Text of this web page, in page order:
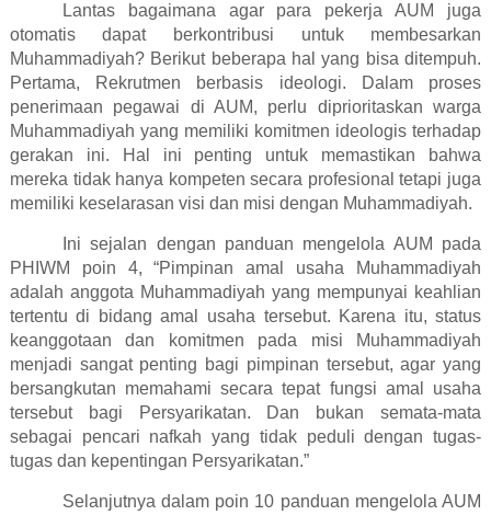
Lantas bagaimana agar para pekerja AUM juga
otomatis dapat berkontribusi untuk membesarkan
Muhammadiyah? Berikut beberapa hal yang bisa ditempuh.
Pertama, Rekrutmen berbasis ideologi. Dalam proses
penerimaan pegawai di AUM, perlu diprioritaskan warga
Muhammadiyah yang memiliki komitmen ideologis terhadap
gerakan ini. Hal ini penting untuk memastikan bahwa
mereka tidak hanya kompeten secara profesional tetapi juga
memiliki keselarasan visi dan misi dengan Muhammadiyah.
Ini sejalan dengan panduan mengelola AUM pada
PHIWM poin 4, “Pimpinan amal usaha Muhammadiyah
adalah anggota Muhammadiyah yang mempunyai keahlian
tertentu di bidang amal usaha tersebut. Karena itu, status
keanggotaan dan komitmen pada misi Muhammadiyah
menjadi sangat penting bagi pimpinan tersebut, agar yang
bersangkutan memahami secara tepat fungsi amal usaha
tersebut bagi Persyarikatan. Dan bukan semata-mata
sebagai pencari nafkah yang tidak peduli dengan tugas-
tugas dan kepentingan Persyarikatan.”
Selanjutnya dalam poin 10 panduan mengelola AUM